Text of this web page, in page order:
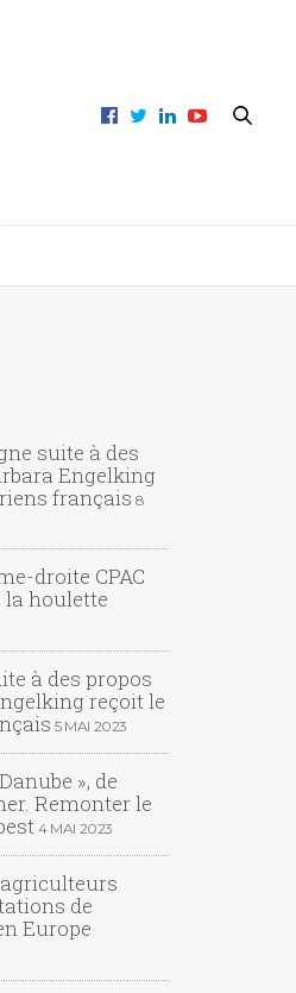
suite à des
Engelking
français 8
droite CPAC
la houlette
à des propos
reçoit le
5 MAI 2023
», de
Remonter le
4 MAI 2023
de
Europe